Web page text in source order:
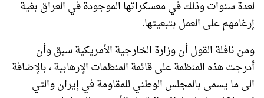
لعدة سنوات وذلك في معسكراتها الموجودة في العراق بغية
إرغامهم على العمل بتبعيتها.
ومن نافلة القول أن وزارة الخارجية الأمريكية سبق وأن
أدرجت هذه المنظمة على قائمة المنظمات الإرهابية ، بالإضافة
الى ما يسمى بالمجلس الوطني للمقاومة في إيران والتي